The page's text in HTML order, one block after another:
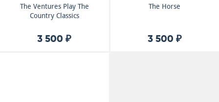
The Ventures Play The
Country Classics
3 500 ₽
The Horse
3 500 ₽